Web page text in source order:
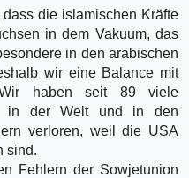
die islamischen Kräfte
in dem Vakuum, das
in den arabischen
wir eine Balance mit
haben seit 89 viele
in der Welt und in den
verloren, weil die USA
sind.
Fehlern der Sowjetunion